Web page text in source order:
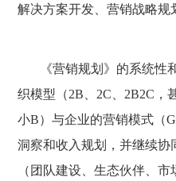
解决方案开发、营销战略规
《营销规划》的系统性
织模型（2B、2C、2B2C，
小B）与企业的营销模式（
洞察和收入规划，并继续协
（团队建设、生态伙伴、